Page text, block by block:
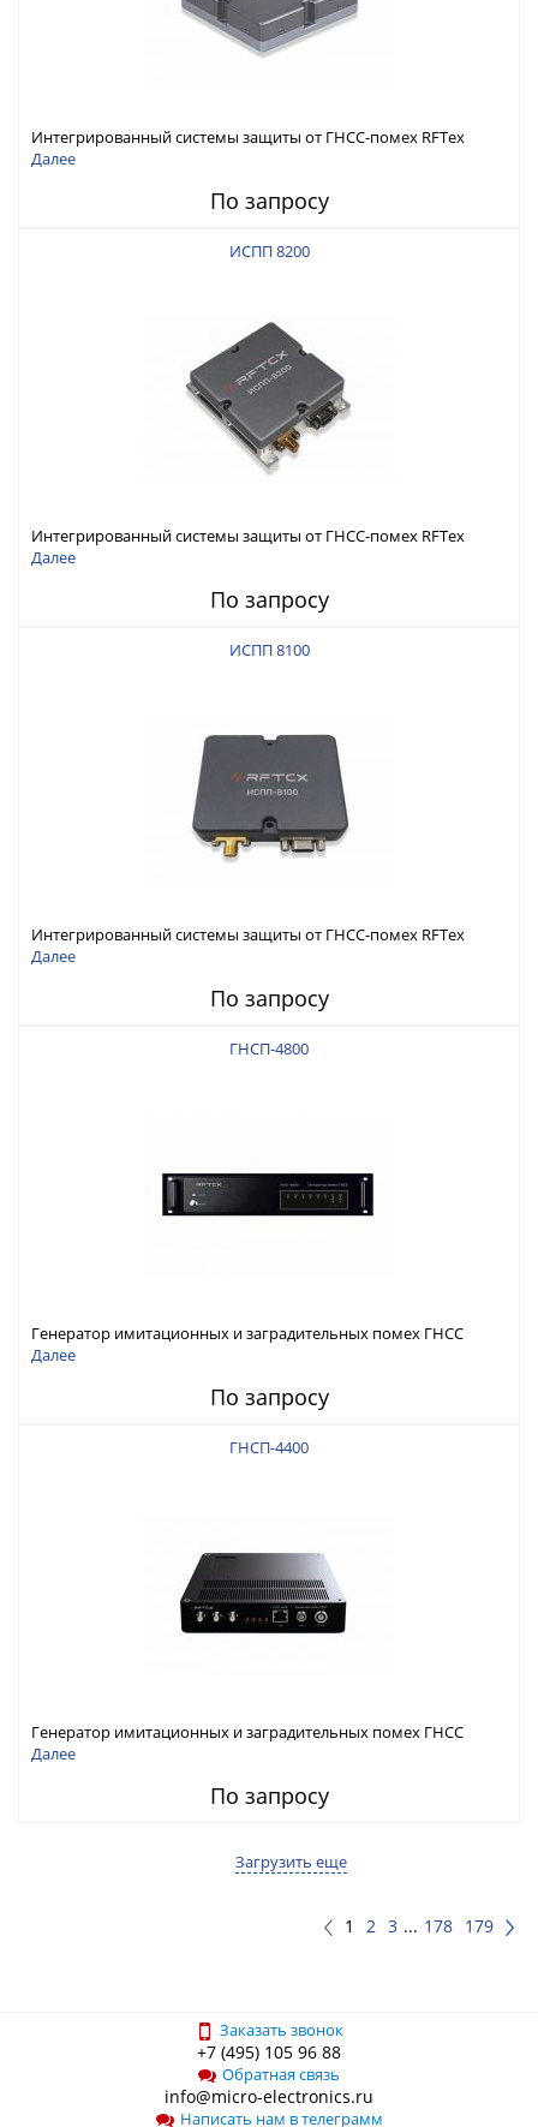
Интегрированный системы защиты от ГНСС-помех RFТех
ИСПП 8300
Далее
По запросу
ИСПП 8200
Интегрированный системы защиты от ГНСС-помех RFТех
ИСПП 8200
Далее
По запросу
ИСПП 8100
Интегрированный системы защиты от ГНСС-помех RFТех
ИСПП 8100
Далее
По запросу
ГНСП-4800
Генератор имитационных и заградительных помех ГНСС
RFТех ГНСП-4800
Далее
По запросу
ГНСП-4400
Генератор имитационных и заградительных помех ГНСС
RFТех ГНСП-4400
Далее
По запросу
Загрузить еще
1 2 3 ... 178 179
Заказать звонок
+7 (495) 105 96 88
Обратная связь
info@micro-electronics.ru
Написать нам в телеграмм